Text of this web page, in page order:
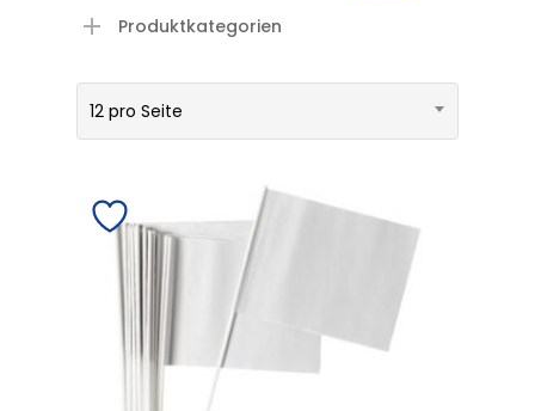
Produktkategorien
12 pro Seite